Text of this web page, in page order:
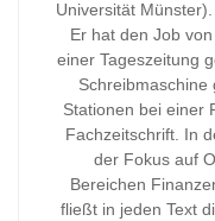
Universität
Er hat den Job
einer Tageszeitung
Schreibmaschine
Stationen bei einer
Fachzeitschrift. In
der Fokus auf
Bereichen
fließt in jeden Text